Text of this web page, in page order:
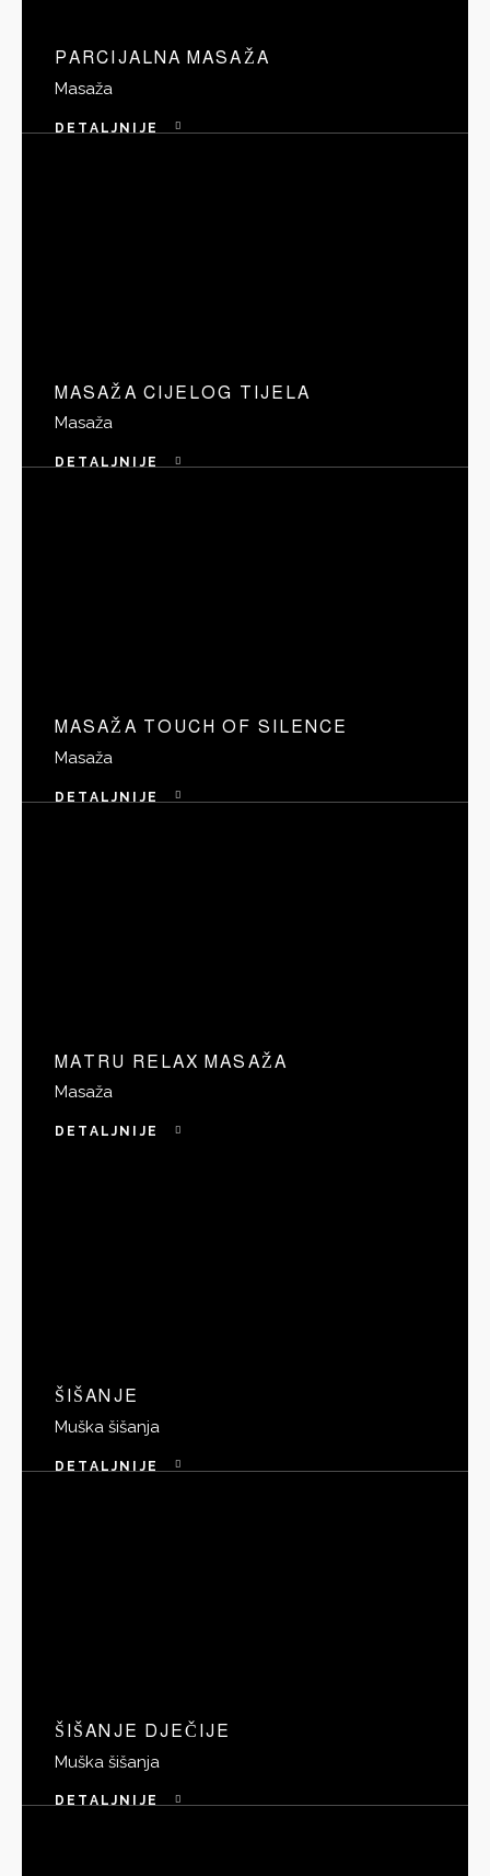
PARCIJALNA MASAŽA
Masaža
DETALJNIJE
MASAŽA CIJELOG TIJELA
Masaža
DETALJNIJE
MASAŽA TOUCH OF SILENCE
Masaža
DETALJNIJE
MATRU RELAX MASAŽA
Masaža
DETALJNIJE
ŠIŠANJE
Muška šišanja
DETALJNIJE
ŠIŠANJE DJEČIJE
Muška šišanja
DETALJNIJE